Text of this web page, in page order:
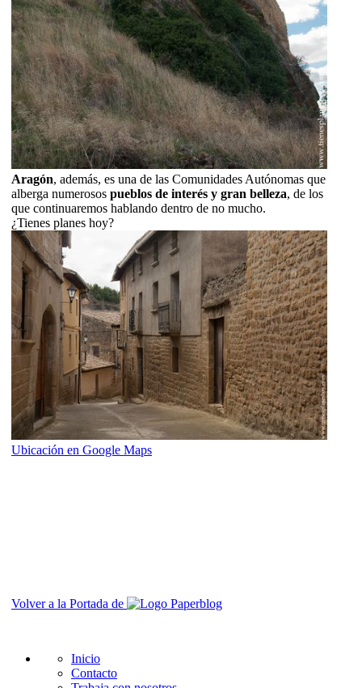
Aragón, además, es una de las Comunidades Autónomas que
alberga numerosos pueblos de interés y gran belleza, de los
que continuaremos hablando dentro de no mucho.
¿Tienes planes hoy?
Ubicación en Google Maps
Volver a la Portada de
Inicio